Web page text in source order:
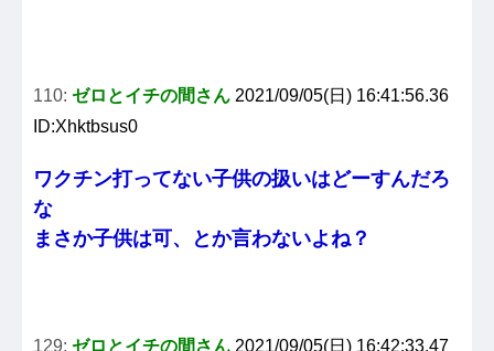
110: ゼロとイチの間さん 2021/09/05(日) 16:41:56.36
ID:Xhktbsus0
ワクチン打ってない子供の扱いはどーすんだろ
な
まさか子供は可、とか言わないよね？
129: ゼロとイチの間さん 2021/09/05(日) 16:42:33.47